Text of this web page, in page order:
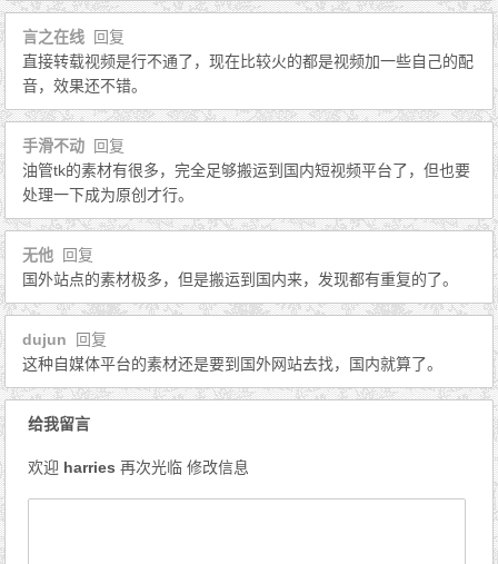
言之在线
回复
直接转载视频是行不通了，现在比较火的都是视频加一些自己的配
音，效果还不错。
手滑不动
回复
油管tk的素材有很多，完全足够搬运到国内短视频平台了，但也要
处理一下成为原创才行。
无他
回复
国外站点的素材极多，但是搬运到国内来，发现都有重复的了。
dujun
回复
这种自媒体平台的素材还是要到国外网站去找，国内就算了。
给我留言
欢迎 harries 再次光临修改信息